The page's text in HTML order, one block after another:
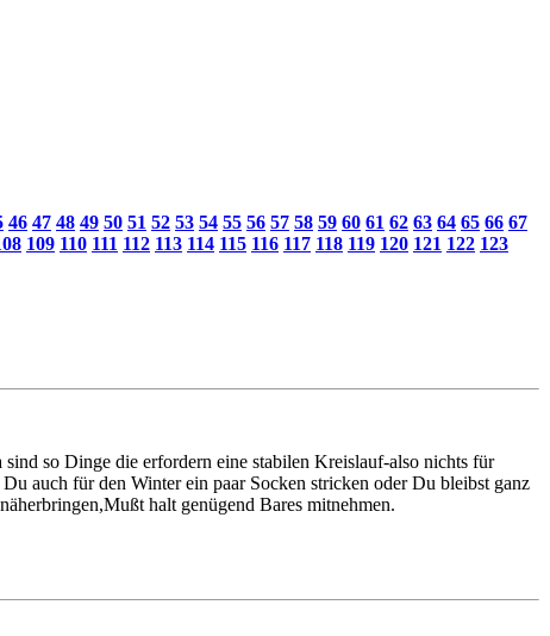
46 47 48 49 50 51 52 53 54 55 56 57 58 59 60 61 62 63 64 65 66 67
109 110 111 112 113 114 115 116 117 118 119 120 121 122 123
so Dinge die erfordern eine stabilen Kreislauf-also nichts für
auch für den Winter ein paar Socken stricken oder Du bleibst ganz
halt genügend Bares mitnehmen.